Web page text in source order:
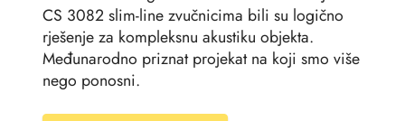
CS 3082 slim-line zvučnicima bili su logično
rješenje za kompleksnu akustiku objekta.
Međunarodno priznat projekat na koji smo više
nego ponosni.